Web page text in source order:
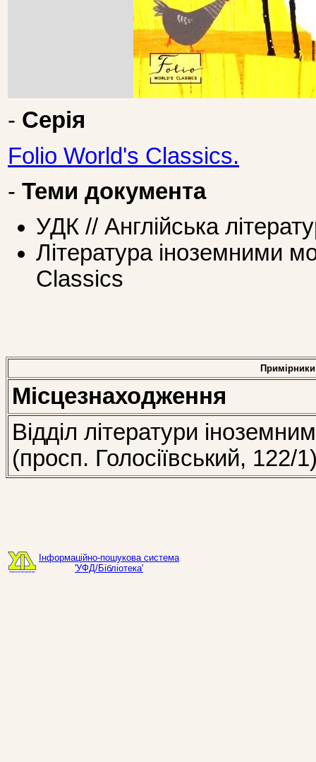
- Серія
Folio World's Classics.
- Теми документа
УДК // Англійська
Література іноземними
Classics
Примірники
Місцезнаходження
Відділ літератури
(просп. Голосіївський, 122/
Інформаційно-пошукова система
'УФД/Бібліотека'